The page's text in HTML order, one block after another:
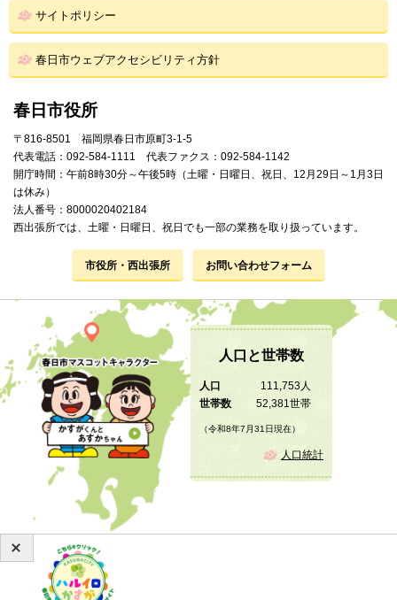
サイトポリシー
春日市ウェブアクセシビリティ方針
春日市役所
〒816-8501 福岡県春日市原町3-1-5
代表電話：092-584-1111 代表ファクス：092-584-1142
開庁時間：午前8時30分～午後5時（土曜・日曜日、祝日、12月29日～1月3日
は休み）
法人番号：8000020402184
西出張所では、土曜・日曜日、祝日でも一部の業務を取り扱っています。
市役所・西出張所 お問い合わせフォーム
人口と世帯数
人口
111,753人
世帯数
52,381世帯
（令和8年7月31日現在）
人口統計